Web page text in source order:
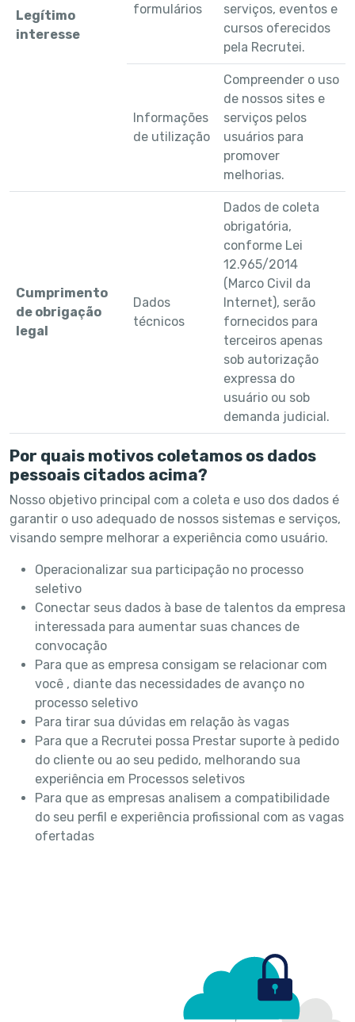
Legítimo
interesse
formulários
serviços, eventos e
cursos oferecidos
pela Recrutei.
Informações
de utilização
Compreender o uso
de nossos sites e
serviços pelos
usuários para
promover
melhorias.
Cumprimento
de obrigação
legal
Dados
técnicos
Dados de coleta
obrigatória,
conforme Lei
12.965/2014
(Marco Civil da
Internet), serão
fornecidos para
terceiros apenas
sob autorização
expressa do
usuário ou sob
demanda judicial.
Por quais motivos coletamos os dados
pessoais citados acima?
Nosso objetivo principal com a coleta e uso dos dados é
garantir o uso adequado de nossos sistemas e serviços,
visando sempre melhorar a experiência como usuário.
Operacionalizar sua participação no processo
seletivo
Conectar seus dados à base de talentos da empresa
interessada para aumentar suas chances de
convocação
Para que as empresa consigam se relacionar com
você , diante das necessidades de avanço no
processo seletivo
Para tirar sua dúvidas em relação às vagas
Para que a Recrutei possa Prestar suporte à pedido
do cliente ou ao seu pedido, melhorando sua
experiência em Processos seletivos
Para que as empresas analisem a compatibilidade
do seu perfil e experiência profissional com as vagas
ofertadas